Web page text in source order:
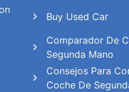
Buy Used Car
Comparador De
Segunda Mano
Consejos Para
Coche De